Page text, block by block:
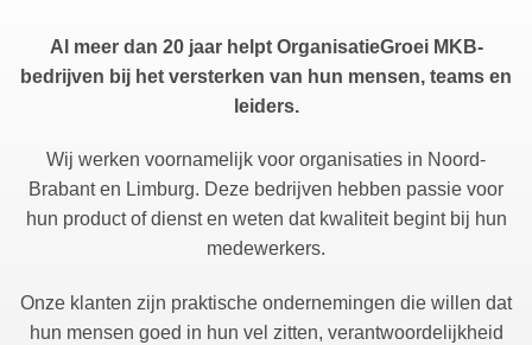
Al meer dan 20 jaar helpt OrganisatieGroei MKB-
bedrijven bij het versterken van hun mensen, teams en
leiders.
Wij werken voornamelijk voor organisaties in Noord-
Brabant en Limburg. Deze bedrijven hebben passie voor
hun product of dienst en weten dat kwaliteit begint bij hun
medewerkers.
Onze klanten zijn praktische ondernemingen die willen dat
hun mensen goed in hun vel zitten, verantwoordelijkheid